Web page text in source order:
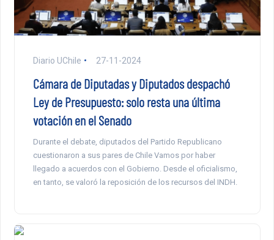
Diario UChile 27-11-2024
Cámara de Diputadas y Diputados despachó
Ley de Presupuesto: solo resta una última
votación en el Senado
Durante el debate, diputados del Partido Republicano
cuestionaron a sus pares de Chile Vamos por haber
llegado a acuerdos con el Gobierno. Desde el oficialismo,
en tanto, se valoró la reposición de los recursos del INDH.